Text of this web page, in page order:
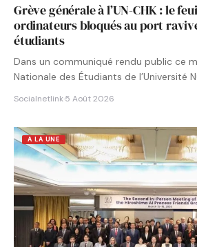
Grève générale à l’UN-CHK : le
ordinateurs bloqués au port
étudiants
Dans un communiqué rendu public ce
Nationale des Étudiants de l’Université
Socialnetlink·5 Août 2026
A LA UNE